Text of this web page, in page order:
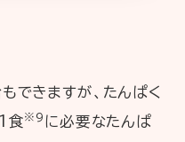
できますが、たんぱく
食※9 に必要なたんぱ